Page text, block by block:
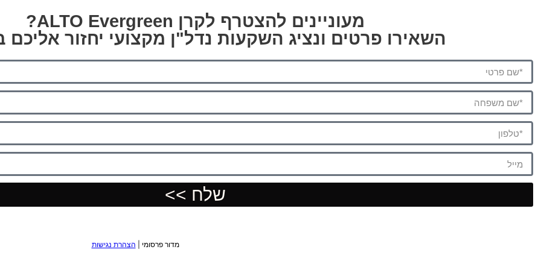
מעוניינים להצטרף לקרן ALTO Evergreen?
השאירו פרטים ונציג השקעות נדל"ן מקצועי יחזור
שלח >>
מדור פרסומי | הצהרת נגישות